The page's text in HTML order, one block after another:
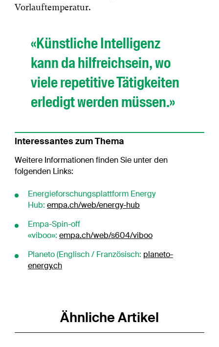
Vorlauftemperatur.
«Künstliche Intelligenz
kann da hilfreichsein, wo
viele repetitive Tätigkeiten
erledigt werden müssen.»
Interessantes zum Thema
Weitere Informationen finden Sie unter den
folgenden Links:
Energieforschungsplattform Energy
Hub: empa.ch/web/energy-hub
Empa-Spin-off
«viboo»: empa.ch/web/s604/viboo
Planeto (Englisch / Französisch: planeto-
energy.ch
Ähnliche Artikel